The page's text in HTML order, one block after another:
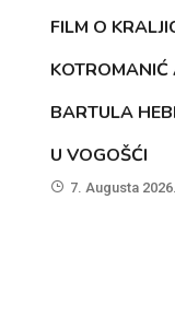
FILM O
KOTROMANIĆ
BARTULA
U VOGOŠĆI
7. Augusta 2026.